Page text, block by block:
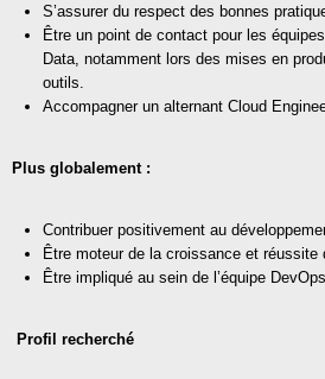
S’assurer du respect des bonnes
Être un point de contact pour les
Data, notamment lors des mises en
outils.
Accompagner un alternant Cloud
Plus globalement :
Contribuer positivement au
Être moteur de la croissance et réussite
Être impliqué au sein de l’équipe
Profil recherché